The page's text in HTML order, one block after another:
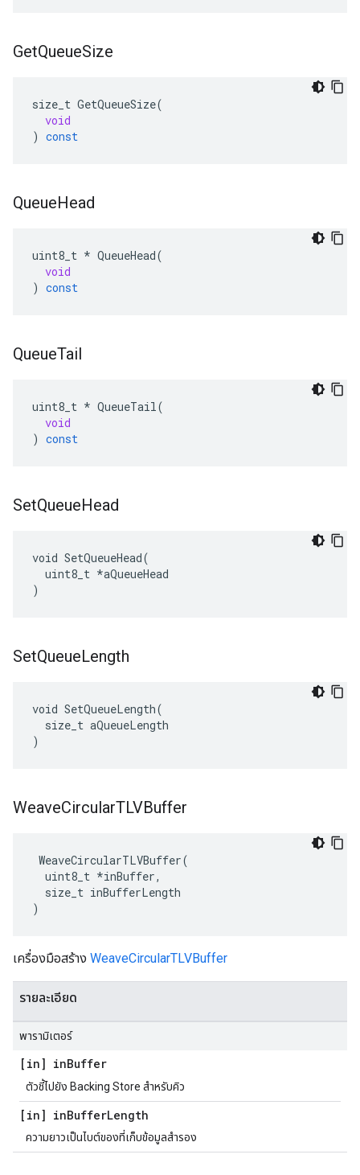
GetQueueSize
size_t GetQueueSize(
void
) const
QueueHead
uint8_t * QueueHead(
void
) const
QueueTail
uint8_t * QueueTail(
void
) const
SetQueueHead
void SetQueueHead(
  uint8_t *aQueueHead
)
SetQueueLength
void SetQueueLength(
  size_t aQueueLength
)
WeaveCircularTLVBuffer
WeaveCircularTLVBuffer(
  uint8_t *inBuffer,
  size_t inBufferLength
)
เครื่องมือสร้าง WeaveCircularTLVBuffer
รายละเอียด
พารามิเตอร์
[in] inBuffer
ตัวชี้ไปยัง Backing Store สำหรับคิว
[in] inBufferLength
ความยาวเป็นไบต์ของที่เก็บข้อมูลสำรอง